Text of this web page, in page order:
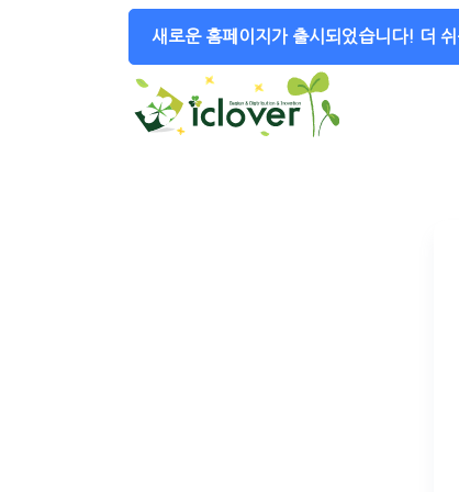
새로운 홈페이지가 출시되었습니다! 더